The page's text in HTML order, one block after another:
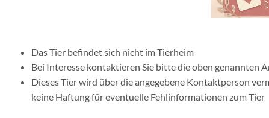
Das Tier befindet sich nicht im Tierheim
Bei Interesse kontaktieren Sie bitte die oben genannten
Dieses Tier wird über die angegebene Kontaktperson
keine Haftung für eventuelle Fehlinformationen zum Tier